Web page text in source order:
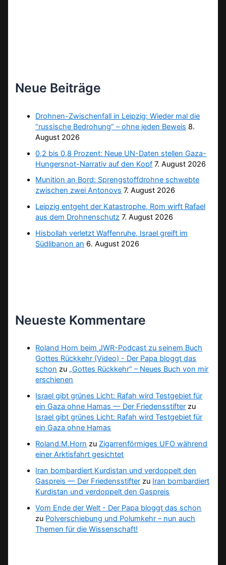
Neue Beiträge
Drohnen-Zwischenfall in Leipzig: Wieder mal die
“russische Bedrohung” – ohne jeden Beweis 8.
August 2026
0,2 bis 0,8 Prozent: Neue UN-Daten stellen Gaza-
Hungersnot-Narrativ auf den Kopf 7. August 2026
Munition an Bord: Sprengstoffdrohne schwebte
zwischen zwei Antonovs 7. August 2026
Leipzig entgeht der Katastrophe, Rom wirft Rafael
aus dem Drohnenschutz 7. August 2026
Hisbollah verletzt Waffenruhe, Israel greift im
Südlibanon an 6. August 2026
Neueste Kommentare
Roland Horn beim JWR-Podcast zu seinem Buch
Gottes Rückkehr (Video) - Der Papa bloggt das
schon zu „Gottes Rückkehr“ – Neues Buch von mir
erschienen
Israel gibt grünes Licht: Rafah wird Testgebiet für
ein Gaza ohne Hamas — Der Friedensstifter zu
Israel gibt grünes Licht: Rafah wird Testgebiet für
ein Gaza ohne Hamas
Roland.M.Horn zu Zigarrenförmiges UFO während
einer Arktisfahrt gesichtet
Iran bombardiert Kurdistan und verdoppelt den
Gaspreis — Der Friedensstifter zu Iran bombardiert
Kurdistan und verdoppelt den Gaspreis
Vom Ende der Welt - Der Papa bloggt das schon
zu Polverschiebung und Polumkehr – nun auch
Themen für die Wissenschaft!